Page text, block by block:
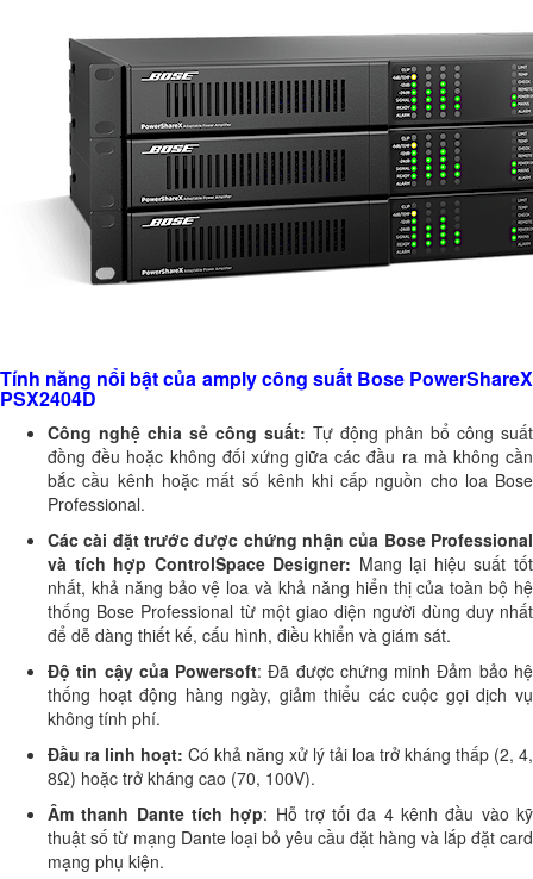
Tính năng nổi bật của amply công suất Bose PowerShareX
PSX2404D
Công nghệ chia sẻ công suất: Tự động phân bổ công suất
đồng đều hoặc không đối xứng giữa các đầu ra mà không cần
bắc cầu kênh hoặc mất số kênh khi cấp nguồn cho loa Bose
Professional.
Các cài đặt trước được chứng nhận của Bose Professional
và tích hợp ControlSpace Designer: Mang lại hiệu suất tốt
nhất, khả năng bảo vệ loa và khả năng hiển thị của toàn bộ hệ
thống Bose Professional từ một giao diện người dùng duy nhất
để dễ dàng thiết kế, cấu hình, điều khiển và giám sát.
Độ tin cậy của Powersoft: Đã được chứng minh Đảm bảo hệ
thống hoạt động hàng ngày, giảm thiểu các cuộc gọi dịch vụ
không tính phí.
Đầu ra linh hoạt: Có khả năng xử lý tải loa trở kháng thấp (2, 4,
8Ω) hoặc trở kháng cao (70, 100V).
Âm thanh Dante tích hợp: Hỗ trợ tối đa 4 kênh đầu vào kỹ
thuật số từ mạng Dante loại bỏ yêu cầu đặt hàng và lắp đặt card
mạng phụ kiện.